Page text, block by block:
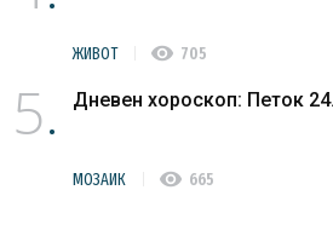
ЖИВОТ visibility 705
5 Дневен хороскоп: Петок
МОЗАИК visibility 665